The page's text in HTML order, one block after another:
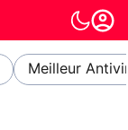
Meilleur